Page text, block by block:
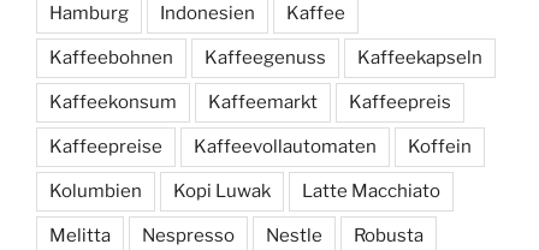
Hamburg Indonesien Kaffee
Kaffeebohnen Kaffeegenuss Kaffeekapseln
Kaffeekonsum Kaffeemarkt Kaffeepreis
Kaffeepreise Kaffeevollautomaten Koffein
Kolumbien Kopi Luwak Latte Macchiato
Melitta Nespresso Nestle Robusta